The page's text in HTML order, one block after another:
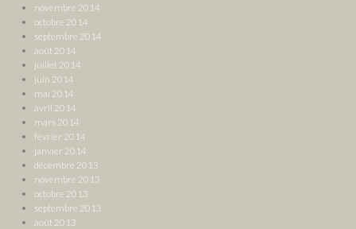
novembre 2014
octobre 2014
septembre 2014
août 2014
juillet 2014
juin 2014
mai 2014
avril 2014
mars 2014
février 2014
janvier 2014
décembre 2013
novembre 2013
octobre 2013
septembre 2013
août 2013